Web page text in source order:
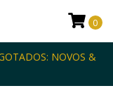
NOVOS &
0